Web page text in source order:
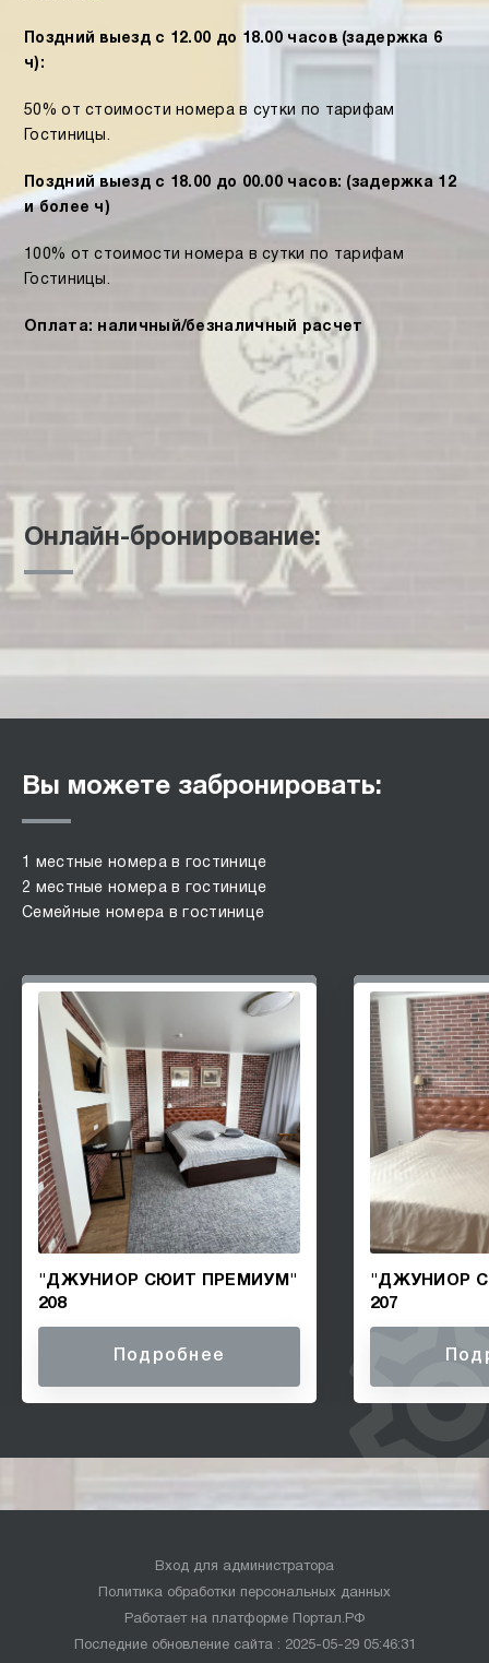
Поздний выезд с 12.00 до 18.00 часов (задержка 6
ч):
50% от стоимости номера в сутки по тарифам
Гостиницы.
Поздний выезд с 18.00 до 00.00 часов: (задержка 12
и более ч)
100% от стоимости номера в сутки по тарифам
Гостиницы.
Оплата: наличный/безналичный расчет
Онлайн-бронирование:
Вы можете забронировать:
1 местные номера в гостинице
2 местные номера в гостинице
Семейные номера в гостинице
"ДЖУНИОР СЮИТ ПРЕМИУМ"
208
Подробнее
"ДЖУНИОР
207
Вход для администратора
Политика обработки персональных данных
Работает на платформе
Портал.РФ
Последние обновление сайта : 2025-05-29 05:46:31